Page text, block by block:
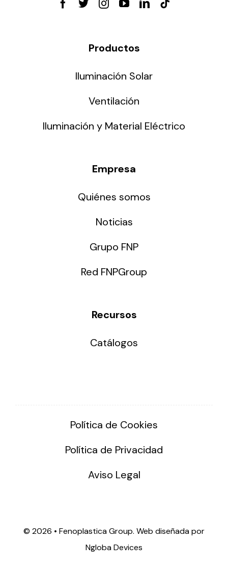
Productos
Iluminación Solar
Ventilación
Iluminación y Material Eléctrico
Empresa
Quiénes somos
Noticias
Grupo FNP
Red FNPGroup
Recursos
Catálogos
Política de Cookies
Política de Privacidad
Aviso Legal
© 2026 • Fenoplastica Group. Web diseñada por
Ngloba Devices